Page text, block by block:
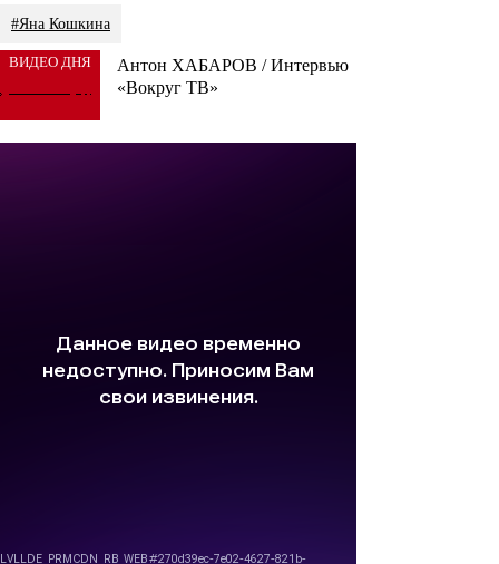
#Яна Кошкина
ВИДЕО ДНЯ
Антон ХАБАРОВ / Интервью
«Вокруг ТВ»